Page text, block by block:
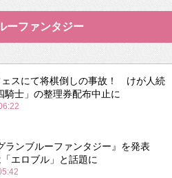
ーファンタジー
ェスにて将棋倒しの事故！ けが人続
騎士」の整理券配布中止に
ランブルーファンタジー』を発表
エロブル」と話題に